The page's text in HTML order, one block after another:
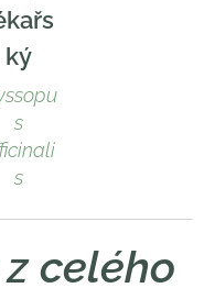
ký
s
s
celého